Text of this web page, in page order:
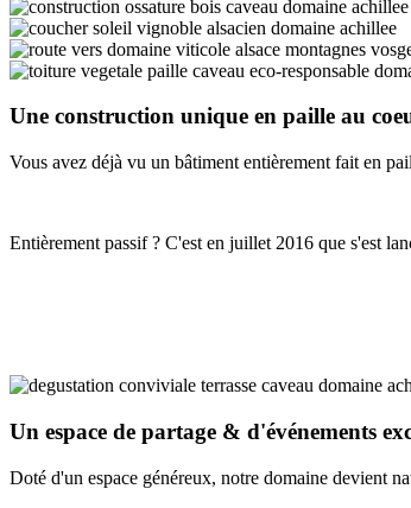
Une construction unique en paille au
Vous avez déjà vu un bâtiment entièrement fait en
Entièrement passif ? C'est en juillet 2016 que s'est
Un espace de partage & d'événements
Doté d'un espace généreux, notre domaine devient